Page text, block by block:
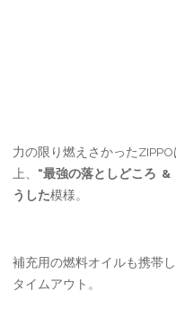
力の限り燃えさかった
上、 “最強の落としどころ &
うした模様。
補充用の燃料オイルも携帯
タイムアウト。